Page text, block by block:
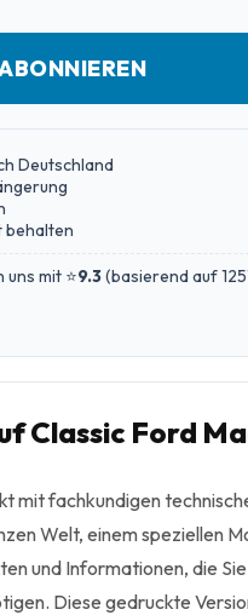
Deutschland
behalten
mit ⭐9.3(basierend auf
Classic Ford
mit fachkundigen
Welt, einem speziellen
und Informationen, die
Diese gedruckte